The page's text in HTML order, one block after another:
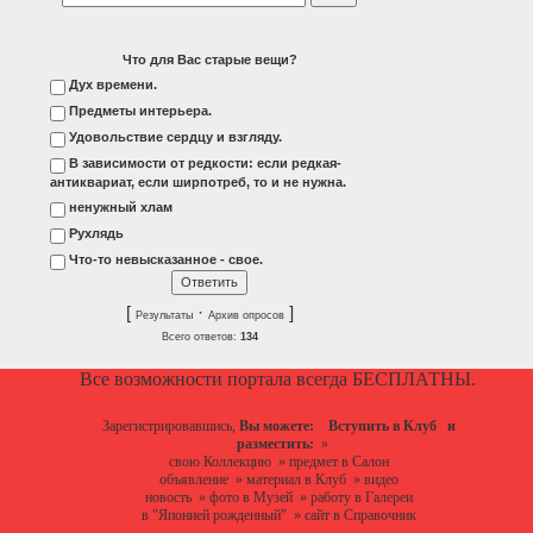
Что для Вас старые вещи?
Дух времени.
Предметы интерьера.
Удовольствие сердцу и взгляду.
В зависимости от редкости: если редкая-
антиквариат, если ширпотреб, то и не нужна.
ненужный хлам
Рухлядь
Что-то невысказанное - свое.
[ Результаты· Архив опросов]
Всего ответов: 134
Все возможности портала всегда БЕСПЛАТНЫ.
Зарегистрировавшись, Вы можете: Вступить в Клуб
и
разместить: »
свою Коллекцию» предмет в Салон
объявление» материал в Клуб» видео
новость» фото в Музей» работу в Галереи
в "Японией рожденный" » сайт в Справочник